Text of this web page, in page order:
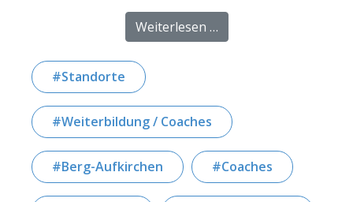
Weiterlesen …from Coaches-
Standorte
Weiterbildung / Coaches
Berg-Aufkirchen Coaches